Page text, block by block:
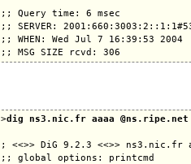
;; Query time: 6 msec
;; SERVER:
;; WHEN: Wed Jul 7 16:39:53 2004
>dig ns3.nic.fr aaaa @ns.ripe.net
; <<>> DiG 9.2.3 <<>> ns3.nic.fr
;; global options: printcmd